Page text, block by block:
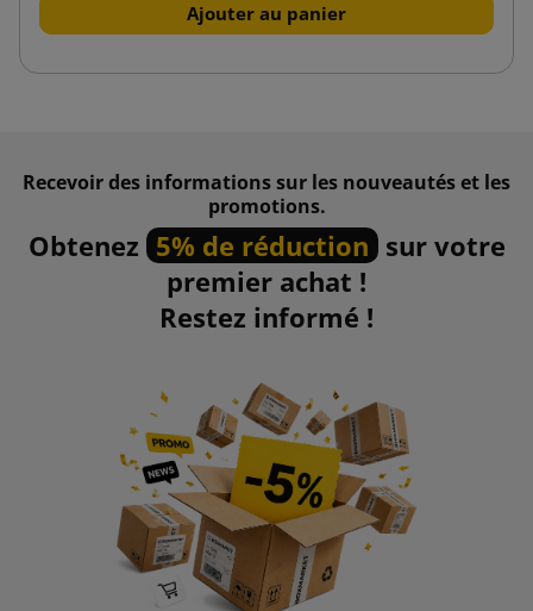
Ajouter au panier
Recevoir des informations sur les nouveautés et les
promotions.
Obtenez 5% de réduction sur votre
premier achat !
Restez informé !